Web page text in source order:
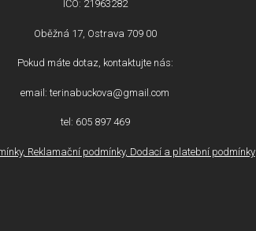
IČO: 21963282
Oběžná 17, Ostrava 709 00
Pokud máte dotaz, kontaktujte nás:
email: terinabuckova@gmail.com
tel: 605 897 469
Reklamační podmínky, Dodací a platební podmínky